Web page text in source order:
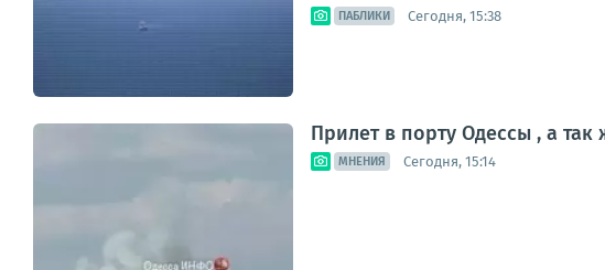
ПАБЛИКИ Сегодня, 15:38
Прилет в порту Одессы , а
МНЕНИЯ Сегодня, 15:14